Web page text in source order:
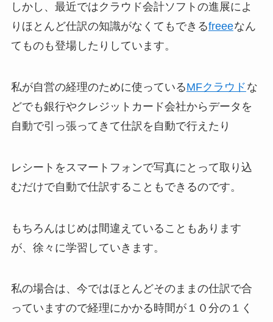
しかし、最近ではクラウド会計ソフトの進展によ
りほとんど仕訳の知識がなくてもできるfreeeなん
てものも登場したりしています。
私が自営の経理のために使っているMFクラウド な
どでも銀行やクレジットカード会社からデータを
自動で引っ張ってきて仕訳を自動で行えたり
レシートをスマートフォンで写真にとって取り込
むだけで自動で仕訳することもできるのです。
もちろんはじめは間違えていることもあります
が、徐々に学習していきます。
私の場合は、今ではほとんどそのままの仕訳で合
っていますので経理にかかる時間が１０分の１く